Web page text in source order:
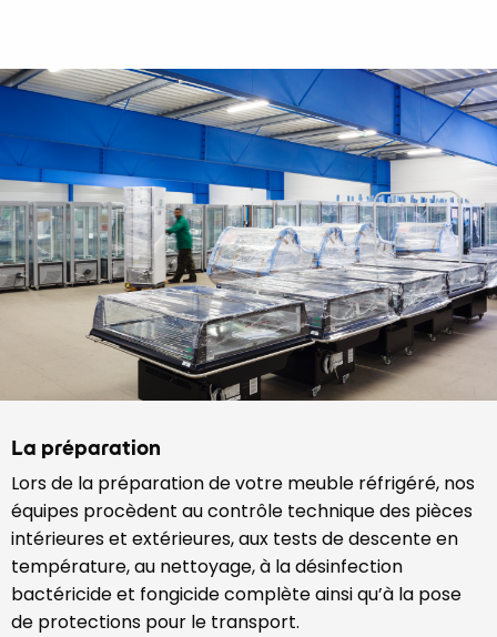
La préparation
Lors de la préparation de votre meuble réfrigéré, nos
équipes procèdent au contrôle technique des pièces
intérieures et extérieures, aux tests de descente en
température, au nettoyage, à la désinfection
bactéricide et fongicide complète ainsi qu’à la pose
de protections pour le transport.